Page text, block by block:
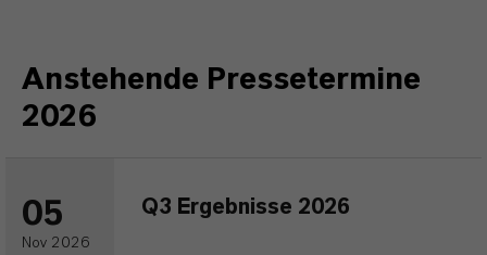
Anstehende Pressetermine
2026
05
Nov 2026
Q3 Ergebnisse 2026